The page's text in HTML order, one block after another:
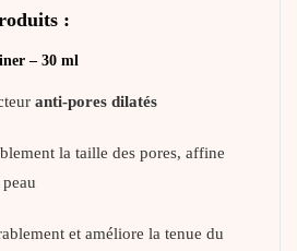
:
– 30 ml
anti-pores dilatés
la taille des pores, affine
et améliore la tenue du